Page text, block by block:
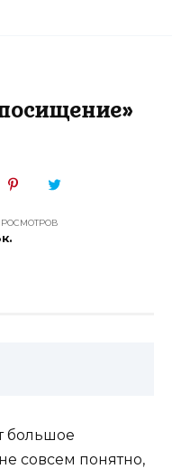
большое
совсем понятно,